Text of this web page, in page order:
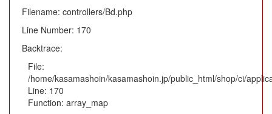
Filename: controllers/Bd.php
Line Number: 170
Backtrace:
File:
/home/kasamashoin/kasamashoin.jp/public_html/shop/ci/
Line: 170
Function: array_map